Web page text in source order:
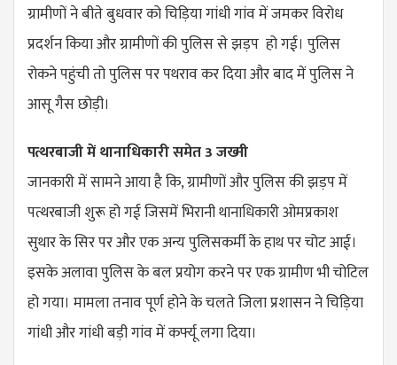
ग्रामीणों ने बीते बुधवार को चिड़िया गांधी गांव में जमकर विरोध
प्रदर्शन किया और ग्रामीणों की पुलिस से झड़प हो गई। पुलिस
रोकने पहुंची तो पुलिस पर पथराव कर दिया और बाद में पुलिस ने
आसू गैस छोड़ी।
पत्थरबाजी में थानाधिकारी समेत 3 जख्मी
जानकारी में सामने आया है कि, ग्रामीणों और पुलिस की झड़प में
पत्थरबाजी शुरू हो गई जिसमें भिरानी थानाधिकारी ओमप्रकाश
सुथार के सिर पर और एक अन्य पुलिसकर्मी के हाथ पर चोट आई।
इसके अलावा पुलिस के बल प्रयोग करने पर एक ग्रामीण भी चोटिल
हो गया। मामला तनाव पूर्ण होने के चलते जिला प्रशासन ने चिड़िया
गांधी और गांधी बड़ी गांव में कर्फ्यू लगा दिया।